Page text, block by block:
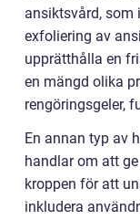
ansiktsvård, som
exfoliering av
upprätthålla en
en mängd olika
rengöringsgeler,
En annan typ av
handlar om att
kroppen för att
inkludera